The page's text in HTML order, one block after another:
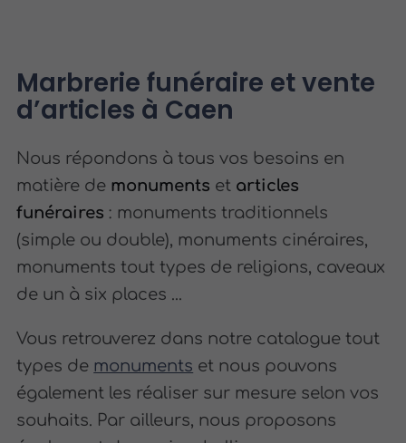
Marbrerie funéraire et vente
d’articles à Caen
Nous répondons à tous vos besoins en
matière de monuments et articles
funéraires : monuments traditionnels
(simple ou double), monuments cinéraires,
monuments tout types de religions, caveaux
de un à six places ...
Vous retrouverez dans notre catalogue tout
types de monuments et nous pouvons
également les réaliser sur mesure selon vos
souhaits. Par ailleurs, nous proposons